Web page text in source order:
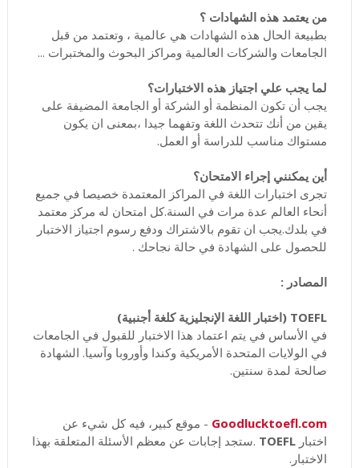
من يعتمد هذه الشهادات ؟
بطبيعة الحال هذه الشهادات هي عالمية ، وتعتمد من قبل
الجامعات والشركات العالمية ومراكز البحوث والمختبرات ...
لما يجب علي اجتياز هذه الاختبارات؟
يجب أن تكون المنظمة أو الشركة أو الجامعة المضيفة على
يقين من أنك تتحدث اللغة وتفهما جيدا ،بمعنى ان يكون
مستواك مناسب للدراسة أو العمل.
أين يمكنني إجراء الامتحان؟
تجرى اختبارات اللغة في المراكز المعتمدة خصيصا في جميع
أنحاء العالم عدة مرات في السنة.كل امتحان له مركز معتمد
في بلدك.يجب ان تقوم بالاشتراك ودفع رسوم اجتياز الاختبار
للحصول على الشهادة في حالة نجاحك .
المصادر :
TOEFL (اختبار اللغة الإنجليزية كلغة أجنبية)
في الأساس في يتم اعتماد هذا الاختبار للقبول في الجامعات
في الولايات المتحدة الأمريكية وكندا وأوروبا وآسيا. الشهادة
صالحة لمدة سنتين.
Goodlucktoefl.com - موقع كبير، فيه كل شيء عن
اختبار TOEFL .ستجد إجابات عن معظم الأسئلة المتعلقة بهذا
الاختبار.